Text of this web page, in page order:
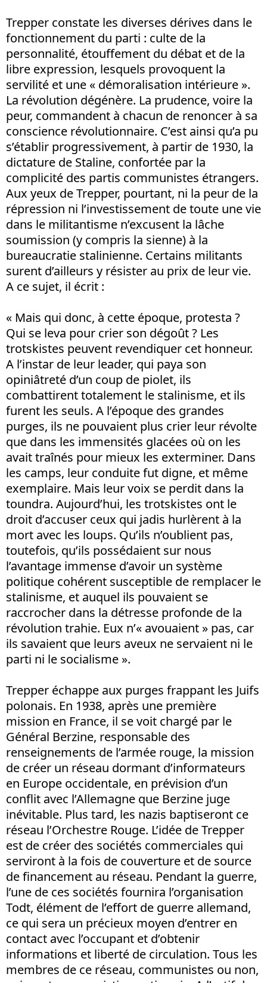
Trepper constate les diverses dérives dans le
fonctionnement du parti : culte de la
personnalité, étouffement du débat et de la
libre expression, lesquels provoquent la
servilité et une « démoralisation intérieure ».
La révolution dégénère. La prudence, voire la
peur, commandent à chacun de renoncer à sa
conscience révolutionnaire. C’est ainsi qu’a pu
s’établir progressivement, à partir de 1930, la
dictature de Staline, confortée par la
complicité des partis communistes étrangers.
Aux yeux de Trepper, pourtant, ni la peur de la
répression ni l’investissement de toute une vie
dans le militantisme n’excusent la lâche
soumission (y compris la sienne) à la
bureaucratie stalinienne. Certains militants
surent d’ailleurs y résister au prix de leur vie.
A ce sujet, il écrit :
« Mais qui donc, à cette époque, protesta ?
Qui se leva pour crier son dégoût ? Les
trotskistes peuvent revendiquer cet honneur.
A l’instar de leur leader, qui paya son
opiniâtreté d’un coup de piolet, ils
combattirent totalement le stalinisme, et ils
furent les seuls. A l’époque des grandes
purges, ils ne pouvaient plus crier leur révolte
que dans les immensités glacées où on les
avait traînés pour mieux les exterminer. Dans
les camps, leur conduite fut digne, et même
exemplaire. Mais leur voix se perdit dans la
toundra. Aujourd’hui, les trotskistes ont le
droit d’accuser ceux qui jadis hurlèrent à la
mort avec les loups. Qu’ils n’oublient pas,
toutefois, qu’ils possédaient sur nous
l’avantage immense d’avoir un système
politique cohérent susceptible de remplacer le
stalinisme, et auquel ils pouvaient se
raccrocher dans la détresse profonde de la
révolution trahie. Eux n’« avouaient » pas, car
ils savaient que leurs aveux ne servaient ni le
parti ni le socialisme ».
Trepper échappe aux purges frappant les Juifs
polonais. En 1938, après une première
mission en France, il se voit chargé par le
Général Berzine, responsable des
renseignements de l’armée rouge, la mission
de créer un réseau dormant d’informateurs
en Europe occidentale, en prévision d’un
conflit avec l’Allemagne que Berzine juge
inévitable. Plus tard, les nazis baptiseront ce
réseau l’Orchestre Rouge. L’idée de Trepper
est de créer des sociétés commerciales qui
serviront à la fois de couverture et de source
de financement au réseau. Pendant la guerre,
l’une de ces sociétés fournira l’organisation
Todt, élément de l’effort de guerre allemand,
ce qui sera un précieux moyen d’entrer en
contact avec l’occupant et d’obtenir
informations et liberté de circulation. Tous les
membres de ce réseau, communistes ou non,